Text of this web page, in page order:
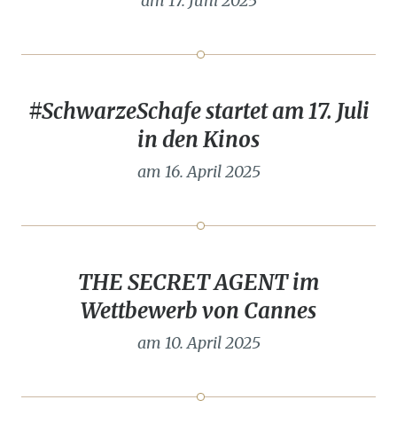
#SchwarzeSchafe startet am 17. Juli
in den Kinos
am 16. April 2025
THE SECRET AGENT im
Wettbewerb von Cannes
am 10. April 2025